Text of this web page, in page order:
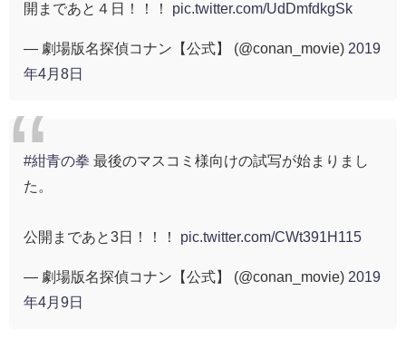
開まであと４日！！！ pic.twitter.com/UdDmfdkgSk
— 劇場版名探偵コナン【公式】 (@conan_movie) 2019
年4月8日
#紺青の拳 最後のマスコミ様向けの試写が始まりまし
た。
公開まであと3日！！！ pic.twitter.com/CWt391H115
— 劇場版名探偵コナン【公式】 (@conan_movie) 2019
年4月9日